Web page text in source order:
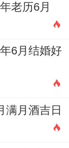
老历6月
6月结婚好
满月酒吉日